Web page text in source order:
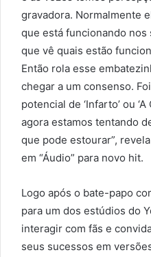
gravadora. Normalmente
que está funcionando nos
que vê quais estão
Então rola esse
chegar a um consenso.
potencial de ‘Infarto’ ou
agora estamos tentando
que pode estourar”,
em “Áudio” para novo hit.
Logo após o bate-papo
para um dos estúdios do
interagir com fãs e
seus sucessos em